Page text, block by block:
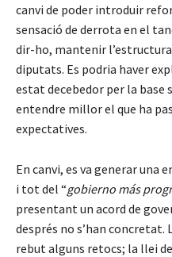
canvi de poder introduir
sensació de derrota en el
dir-ho, mantenir
diputats. Es podria haver
estat decebedor per la base
entendre millor el que ha
expectatives.
En canvi, es va generar una
i tot del “gobierno más
presentant un acord de
després no s’han concretat.
rebut alguns retocs; la llei